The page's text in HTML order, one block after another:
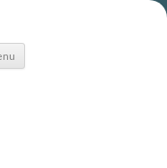
Aller